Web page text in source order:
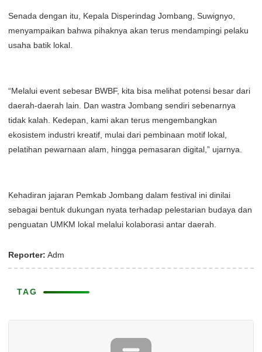
Senada dengan itu, Kepala Disperindag Jombang, Suwignyo,
menyampaikan bahwa pihaknya akan terus mendampingi pelaku
usaha batik lokal.
“Melalui event sebesar BWBF, kita bisa melihat potensi besar dari
daerah-daerah lain. Dan wastra Jombang sendiri sebenarnya
tidak kalah. Kedepan, kami akan terus mengembangkan
ekosistem industri kreatif, mulai dari pembinaan motif lokal,
pelatihan pewarnaan alam, hingga pemasaran digital,” ujarnya.
Kehadiran jajaran Pemkab Jombang dalam festival ini dinilai
sebagai bentuk dukungan nyata terhadap pelestarian budaya dan
penguatan UMKM lokal melalui kolaborasi antar daerah.
Reporter: Adm
TAG